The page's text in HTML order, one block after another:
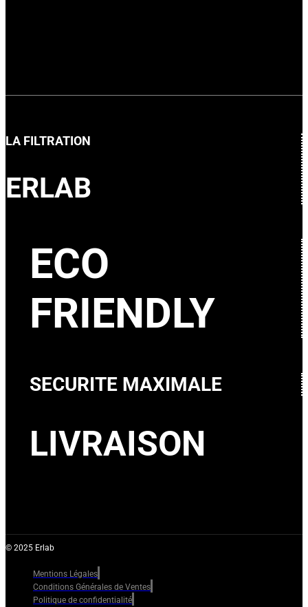
LA FILTRATION
ERLAB
ECO
FRIENDLY
SECURITE MAXIMALE
LIVRAISON
© 2025 Erlab
Mentions Légales
Conditions Générales de Ventes
Politique de confidentialité